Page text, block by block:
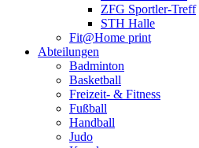
ZFG Sportler-Treff
STH Halle
Fit@Home print
Abteilungen
Badminton
Basketball
Freizeit- & Fitness
Fußball
Handball
Judo